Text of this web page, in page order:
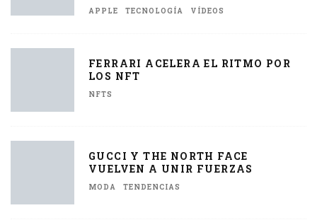
APPLE TECNOLOGÍA VÍDEOS
FERRARI ACELERA EL RITMO POR
LOS NFT
NFTS
GUCCI Y THE NORTH FACE
VUELVEN A UNIR FUERZAS
MODA TENDENCIAS